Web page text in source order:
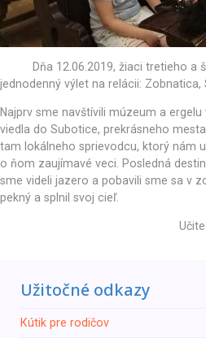
Dňa 12.06.2019, žiaci tretieho a
jednodenný výlet na relácii: Zobnatica,
Najprv sme navštívili múzeum a
viedla do Subotice, prekrásneho
tam lokálneho sprievodcu, ktorý nám
o ňom zaujímavé veci. Posledná
sme videli jazero a pobavili sme sa v
pekný a splnil svoj cieľ.
Užitočné odkazy
Кútik pre rodičov